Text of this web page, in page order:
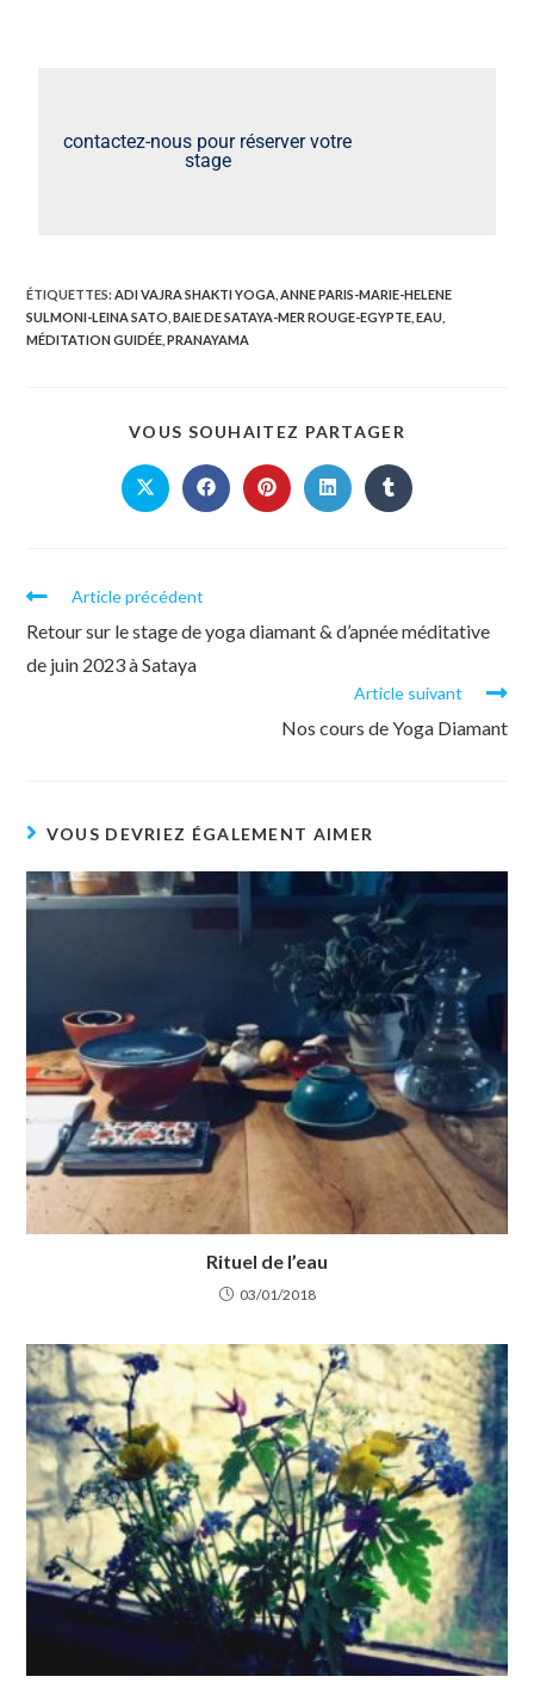
contactez-nous pour réserver votre
stage
ÉTIQUETTES:ADI VAJRA SHAKTI YOGA ANNE PARIS-MARIE-HELENE
SULMONI-LEINA SATO BAIE DE SATAYA-MER ROUGE-EGYPTE EAU
MÉDITATION GUIDÉE PRANAYAMA
VOUS SOUHAITEZ PARTAGER
Article précédent
Retour sur le stage de yoga diamant & d’apnée méditative
de juin 2023 à Sataya
Article suivant
Nos cours de Yoga Diamant
VOUS DEVRIEZ ÉGALEMENT AIMER
Rituel de l’eau
03/01/2018